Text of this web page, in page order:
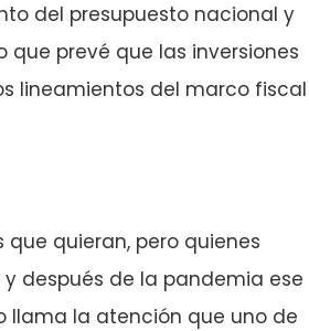
del presupuesto nacional y
prevé que las inversiones
lineamientos del marco fiscal
quieran, pero quienes
después de la pandemia ese
llama la atención que uno de